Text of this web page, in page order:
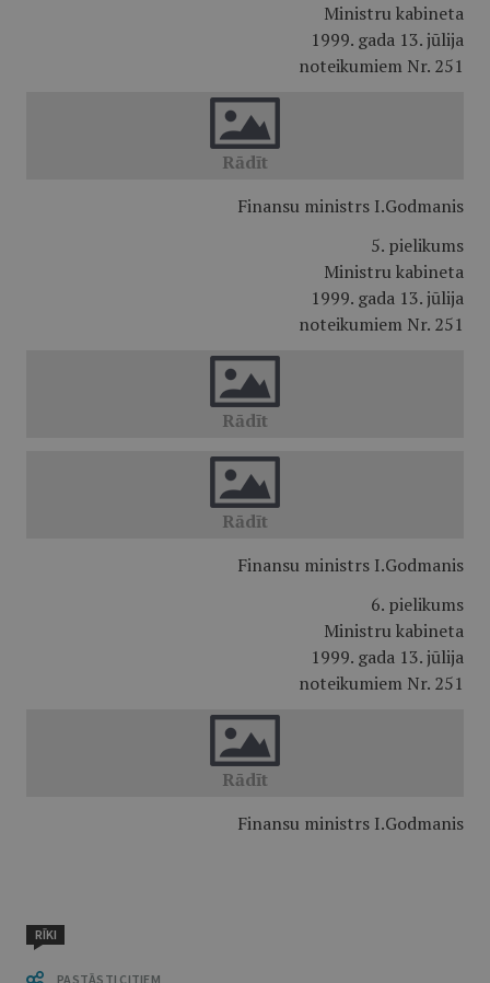
Ministru kabineta
1999. gada 13. jūlija
noteikumiem Nr. 251
Finansu ministrs I.Godmanis
5. pielikums
Ministru kabineta
1999. gada 13. jūlija
noteikumiem Nr. 251
Finansu ministrs I.Godmanis
6. pielikums
Ministru kabineta
1999. gada 13. jūlija
noteikumiem Nr. 251
Finansu ministrs I.Godmanis
RĪKI
PASTĀSTI CITIEM